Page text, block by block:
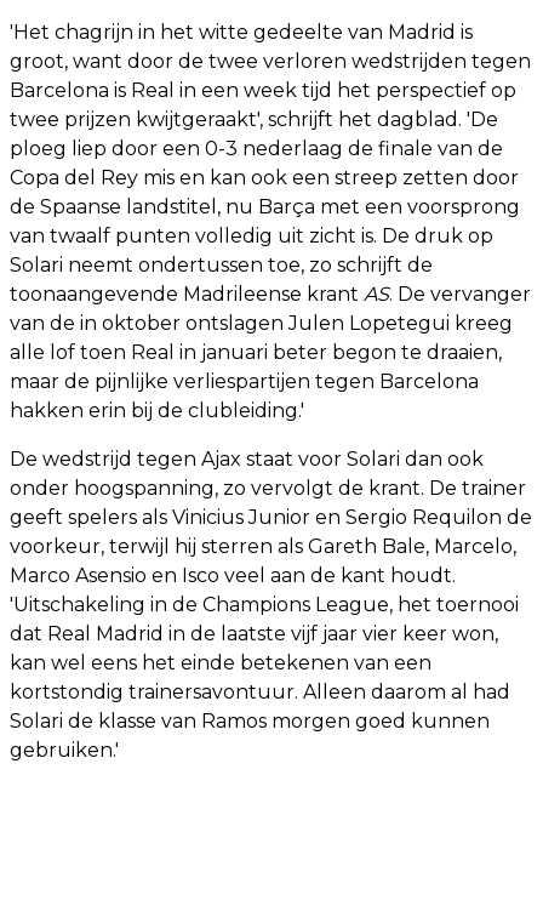
'Het chagrijn in het witte gedeelte van Madrid is
groot, want door de twee verloren wedstrijden tegen
Barcelona is Real in een week tijd het perspectief op
twee prijzen kwijtgeraakt', schrijft het dagblad. 'De
ploeg liep door een 0-3 nederlaag de finale van de
Copa del Rey mis en kan ook een streep zetten door
de Spaanse landstitel, nu Barça met een voorsprong
van twaalf punten volledig uit zicht is. De druk op
Solari neemt ondertussen toe, zo schrijft de
toonaangevende Madrileense krant AS. De vervanger
van de in oktober ontslagen Julen Lopetegui kreeg
alle lof toen Real in januari beter begon te draaien,
maar de pijnlijke verliespartijen tegen Barcelona
hakken erin bij de clubleiding.'
De wedstrijd tegen Ajax staat voor Solari dan ook
onder hoogspanning, zo vervolgt de krant. De trainer
geeft spelers als Vinicius Junior en Sergio Requilon de
voorkeur, terwijl hij sterren als Gareth Bale, Marcelo,
Marco Asensio en Isco veel aan de kant houdt.
'Uitschakeling in de Champions League, het toernooi
dat Real Madrid in de laatste vijf jaar vier keer won,
kan wel eens het einde betekenen van een
kortstondig trainersavontuur. Alleen daarom al had
Solari de klasse van Ramos morgen goed kunnen
gebruiken.'